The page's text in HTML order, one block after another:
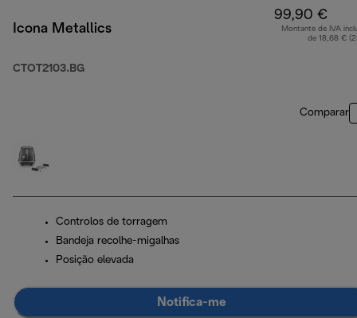
Icona Metallics
CTOT2103.BG
99,90 €
Montante de IVA
de 18,68 €
Comparar
Controlos de torragem
Bandeja recolhe-migalhas
Posição elevada
Notifica-me